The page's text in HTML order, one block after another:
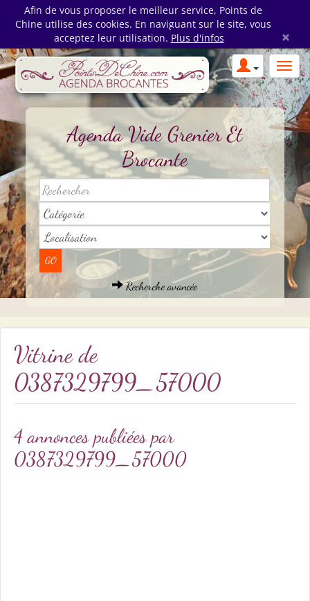
Afin de vous proposer le meilleur service, Points de
Chine utilise des cookies. En naviguant sur le site, vous
acceptez leur utilisation. Plus d'infos ×
Agenda Vide Grenier Et
Brocante
Recherche avancée
Vitrine de
0387329799_57000
4 annonces publiées par
0387329799_57000